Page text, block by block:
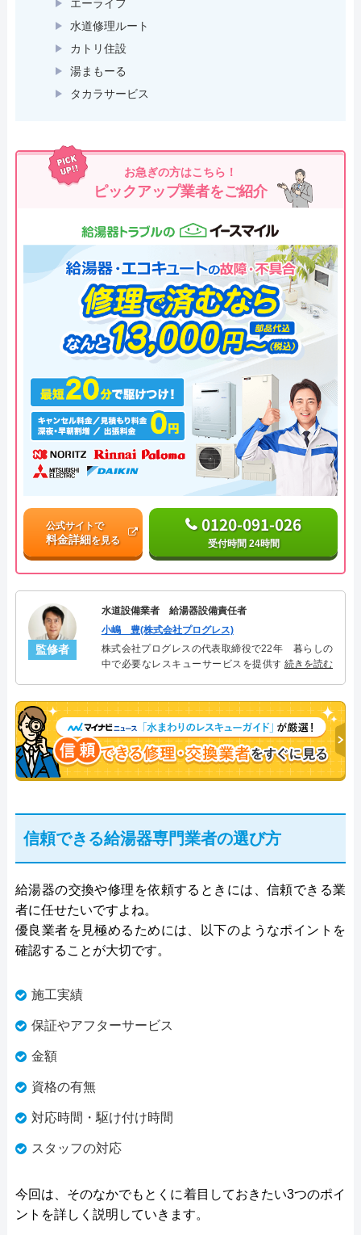
エーライフ
水道修理ルート
カトリ住設
湯まもーる
タカラサービス
お急ぎの方はこちら！
ピックアップ業者をご紹介
公式サイトで
料金詳細を見る
0120-091-026
受付時間 24時間
監修者
水道設備業者 給湯器設備責任者
小嶋 豊(株式会社プログレス)
株式会社プログレスの代表取締役で22年 暮らしの
中で必要なレスキューサービスを提供する株式会社
決。多くのお客様に信頼される「給湯器」のスペシ
ャリスト。
続きを読む
信頼できる給湯器専門業者の選び方
給湯器の交換や修理を依頼するときには、信頼できる業
者に任せたいですよね。
優良業者を見極めるためには、以下のようなポイントを
確認することが大切です。
施工実績
保証やアフターサービス
金額
資格の有無
対応時間・駆け付け時間
スタッフの対応
今回は、そのなかでもとくに着目しておきたい3つのポイ
ントを詳しく説明していきます。